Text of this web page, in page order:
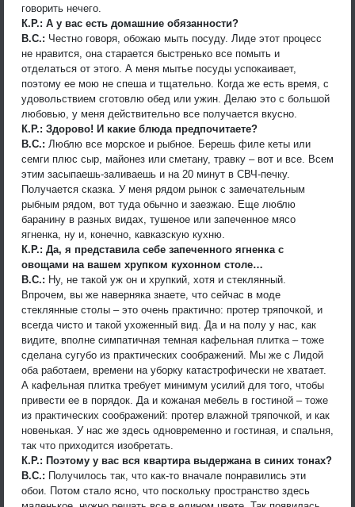
говорить нечего.
К.Р.: А у вас есть домашние обязанности?
В.С.: Честно говоря, обожаю мыть посуду. Лиде этот процесс
не нравится, она старается быстренько все помыть и
отделаться от этого. А меня мытье посуды успокаивает,
поэтому ее мою не спеша и тщательно. Когда же есть время, с
удовольствием сготовлю обед или ужин. Делаю это с большой
любовью, у меня действительно все получается вкусно.
К.Р.: Здорово! И какие блюда предпочитаете?
В.С.: Люблю все морское и рыбное. Берешь филе кеты или
семги плюс сыр, майонез или сметану, травку – вот и все. Всем
этим засыпаешь-заливаешь и на 20 минут в СВЧ-печку.
Получается сказка. У меня рядом рынок с замечательным
рыбным рядом, вот туда обычно и заезжаю. Еще люблю
баранину в разных видах, тушеное или запеченное мясо
ягненка, ну и, конечно, кавказскую кухню.
К.Р.: Да, я представила себе запеченного ягненка с
овощами на вашем хрупком кухонном столе…
В.С.: Ну, не такой уж он и хрупкий, хотя и стеклянный.
Впрочем, вы же наверняка знаете, что сейчас в моде
стеклянные столы – это очень практично: протер тряпочкой, и
всегда чисто и такой ухоженный вид. Да и на полу у нас, как
видите, вполне симпатичная темная кафельная плитка – тоже
сделана сугубо из практических соображений. Мы же с Лидой
оба работаем, времени на уборку катастрофически не хватает.
А кафельная плитка требует минимум усилий для того, чтобы
привести ее в порядок. Да и кожаная мебель в гостиной – тоже
из практических соображений: протер влажной тряпочкой, и как
новенькая. У нас же здесь одновременно и гостиная, и спальня,
так что приходится изобретать.
К.Р.: Поэтому у вас вся квартира выдержана в синих тонах?
В.С.: Получилось так, что как-то вначале понравились эти
обои. Потом стало ясно, что поскольку пространство здесь